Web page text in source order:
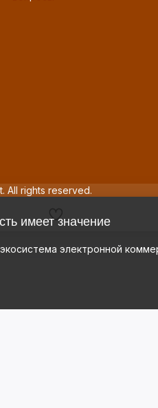
All rights reserved.
имеет значение
электронной